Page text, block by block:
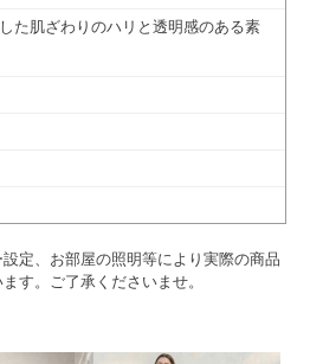
た肌ざわりのハリと透明感のある素
定、お部屋の照明等により実際の商品
す。ご了承くださいませ。